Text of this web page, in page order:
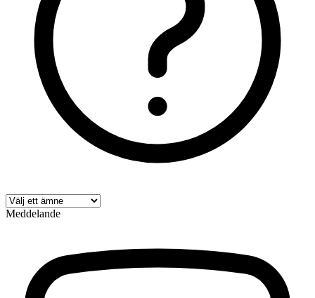
Meddelande